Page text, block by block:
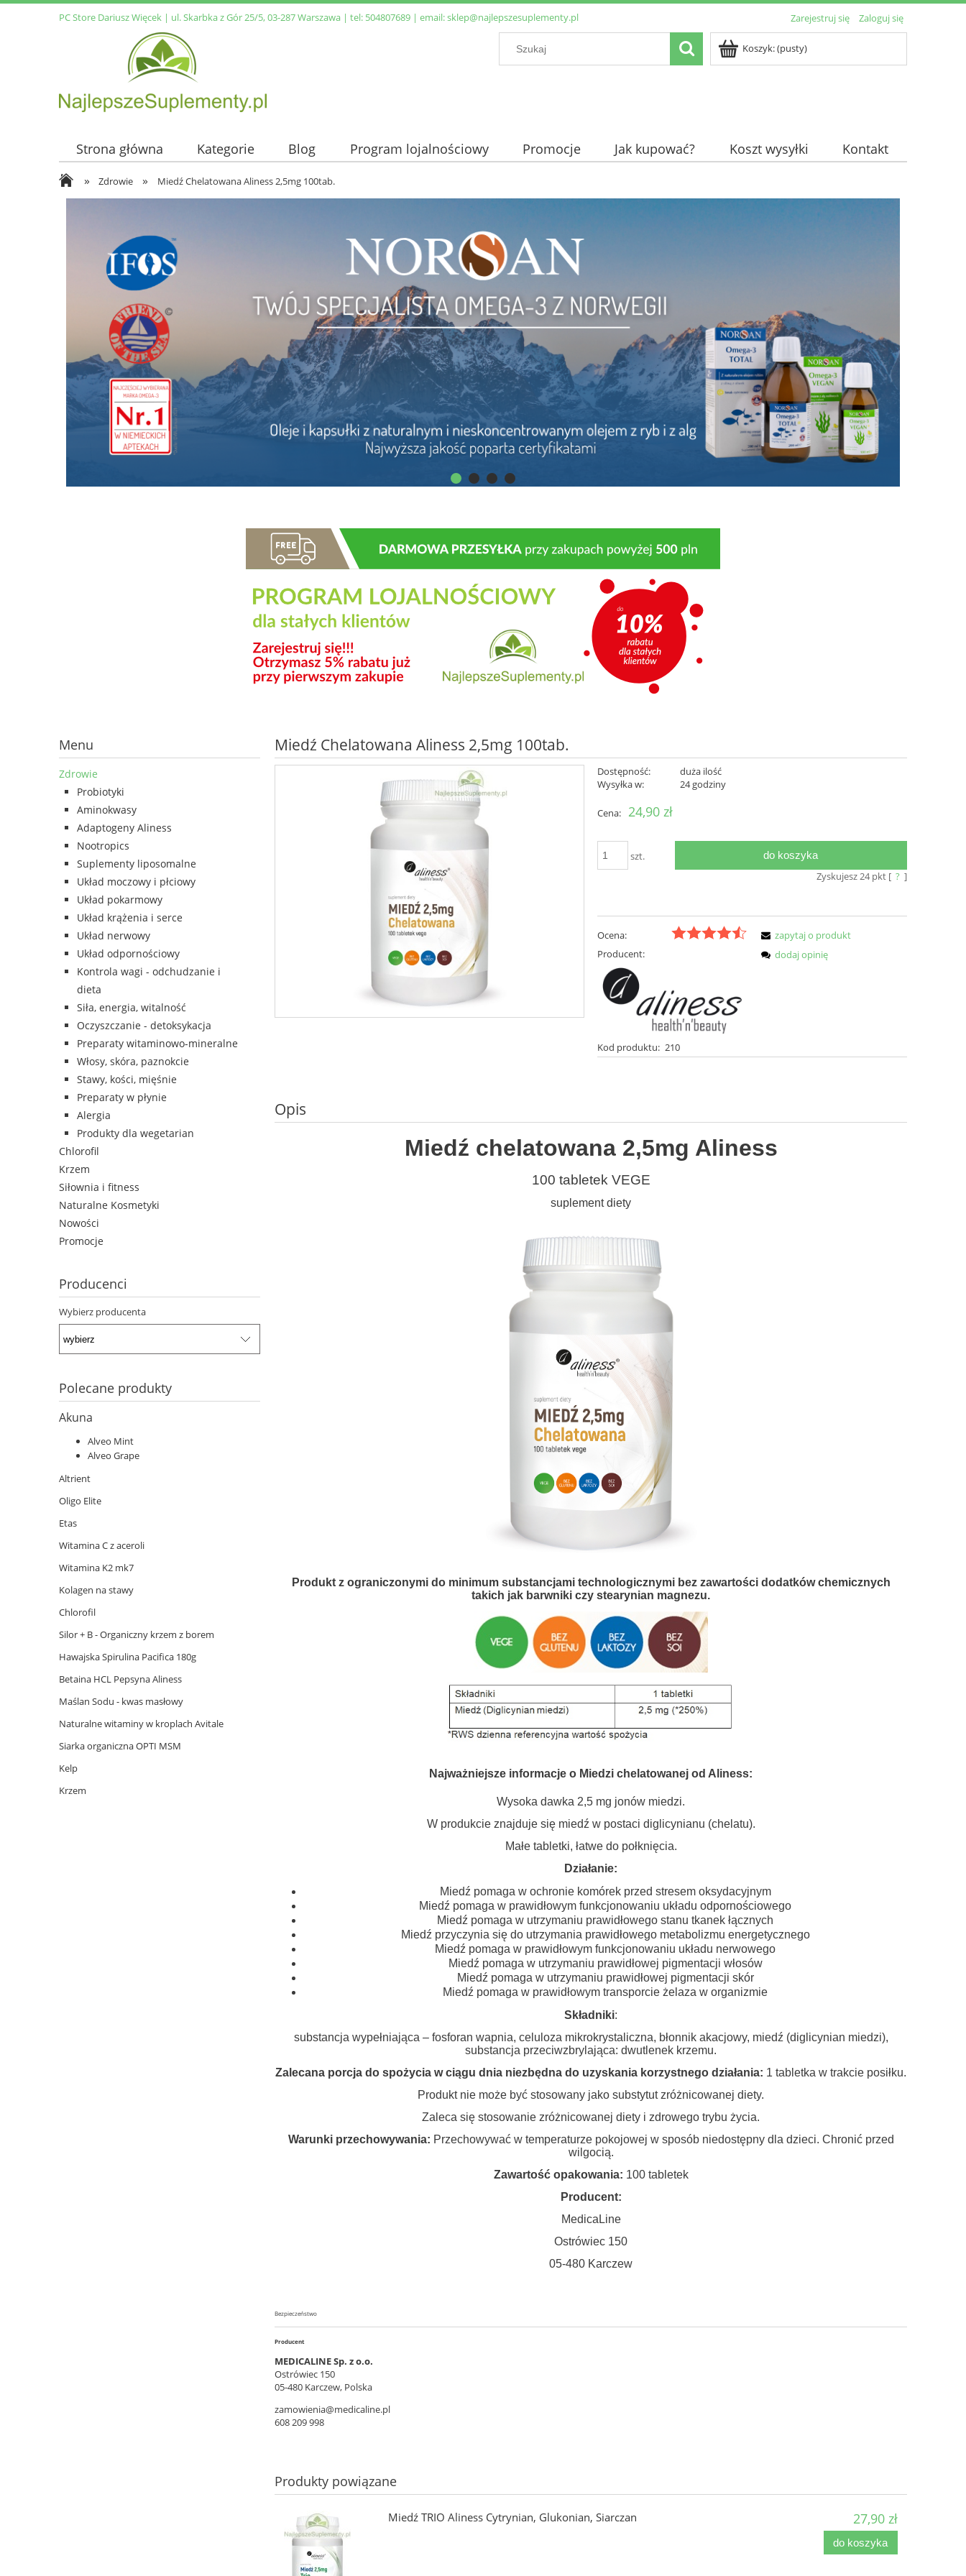
PC Store Dariusz Więcek | ul. Skarbka z Gór 25/5, 03-287 Warszawa | tel: 504807689 | email:sklep@najlepszesuplementy.pl Zarejestruj się Zaloguj się
Koszyk:(pusty)
Strona główna Kategorie Blog Program lojalnościowy Promocje Jak kupować? Koszt wysyłki Kontakt
» Zdrowie » Miedź Chelatowana Aliness 2,5mg 100tab.
Menu
Zdrowie
Probiotyki
Aminokwasy
Adaptogeny Aliness
Nootropics
Suplementy liposomalne
Układ moczowy i płciowy
Układ pokarmowy
Układ krążenia i serce
Układ nerwowy
Układ odpornościowy
Kontrola wagi - odchudzanie i
dieta
Siła, energia, witalność
Oczyszczanie - detoksykacja
Preparaty witaminowo-mineralne
Włosy, skóra, paznokcie
Stawy, kości, mięśnie
Preparaty w płynie
Alergia
Produkty dla wegetarian
Chlorofil
Krzem
Siłownia i fitness
Naturalne Kosmetyki
Nowości
Promocje
Producenci
Wybierz producenta
Polecane produkty
Akuna
Alveo Mint
Alveo Grape
Altrient
Oligo Elite
Etas
Witamina C z aceroli
Witamina K2 mk7
Kolagen na stawy
Chlorofil
Silor + B - Organiczny krzem z borem
Hawajska Spirulina Pacifica 180g
Betaina HCL Pepsyna Aliness
Maślan Sodu - kwas masłowy
Naturalne witaminy w kroplach Avitale
Siarka organiczna OPTI MSM
Kelp
Krzem
Miedź Chelatowana Aliness 2,5mg 100tab.
Dostępność:
duża ilość
Wysyłka w:
24 godziny
Cena: 24,90 zł
szt. do koszyka
Zyskujesz24pkt [ ? ]
Ocena:
Producent:
Kod produktu: 210
zapytaj o produkt
dodaj opinię
Opis
Miedź chelatowana 2,5mg Aliness
100 tabletek VEGE
suplement diety
Produkt z ograniczonymi do minimum substancjami technologicznymi bez zawartości dodatków chemicznych
takich jak barwniki czy stearynian magnezu.
Najważniejsze informacje o Miedzi chelatowanej od Aliness:
Wysoka dawka 2,5 mg jonów miedzi.
W produkcie znajduje się miedź w postaci diglicynianu (chelatu).
Małe tabletki, łatwe do połknięcia.
Działanie:
Miedź pomaga w ochronie komórek przed stresem oksydacyjnym
Miedź pomaga w prawidłowym funkcjonowaniu układu odpornościowego
Miedź pomaga w utrzymaniu prawidłowego stanu tkanek łącznych
Miedź przyczynia się do utrzymania prawidłowego metabolizmu energetycznego
Miedź pomaga w prawidłowym funkcjonowaniu układu nerwowego
Miedź pomaga w utrzymaniu prawidłowej pigmentacji włosów
Miedź pomaga w utrzymaniu prawidłowej pigmentacji skór
Miedź pomaga w prawidłowym transporcie żelaza w organizmie
Składniki:
substancja wypełniająca – fosforan wapnia, celuloza mikrokrystaliczna, błonnik akacjowy, miedź (diglicynian miedzi),
substancja przeciwzbrylająca: dwutlenek krzemu.
Zalecana porcja do spożycia w ciągu dnia niezbędna do uzyskania korzystnego działania: 1 tabletka w trakcie posiłku.
Produkt nie może być stosowany jako substytut zróżnicowanej diety.
Zaleca się stosowanie zróżnicowanej diety i zdrowego trybu życia.
Warunki przechowywania: Przechowywać w temperaturze pokojowej w sposób niedostępny dla dzieci. Chronić przed
wilgocią.
Zawartość opakowania: 100 tabletek
Producent:
MedicaLine
Ostrówiec 150
05-480 Karczew
Bezpieczeństwo
Producent
MEDICALINE Sp. z o.o.
Ostrówiec 150
05-480 Karczew, Polska
zamowienia@medicaline.pl
608 209 998
Produkty powiązane
Miedź TRIO Aliness Cytrynian, Glukonian, Siarczan 27,90 zł
do koszyka